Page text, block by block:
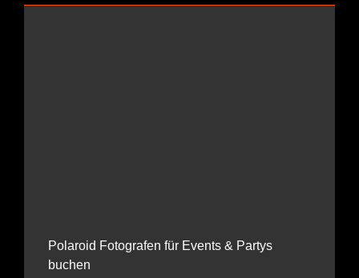
Polaroid Fotografen für Events & Partys
buchen